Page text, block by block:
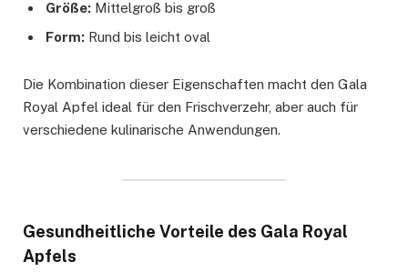
Größe: Mittelgroß bis groß
Form: Rund bis leicht oval
Die Kombination dieser Eigenschaften macht den Gala
Royal Apfel ideal für den Frischverzehr, aber auch für
verschiedene kulinarische Anwendungen.
Gesundheitliche Vorteile des Gala Royal
Apfels